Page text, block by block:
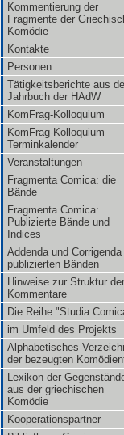
Kommentierung der
Fragmente der
Komödie
Kontakte
Personen
Tätigkeitsberichte aus
Jahrbuch der HAdW
KomFrag-Kolloquium
KomFrag-Kolloquium
Terminkalender
Veranstaltungen
Fragmenta Comica: die
Bände
Fragmenta Comica:
Publizierte Bände und
Indices
Addenda und
publizierten Bänden
Hinweise zur Struktur der
Kommentare
Die Reihe "Studia
im Umfeld des Projekts
Alphabetisches
der bezeugten
Lexikon der
aus der griechischen
Komödie
Kooperationspartner